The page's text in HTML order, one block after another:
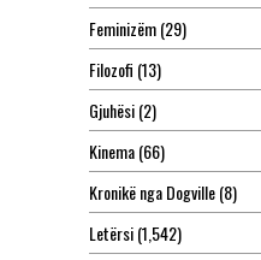
Feminizëm(29)
Filozofi (13)
Gjuhësi(2)
Kinema(66)
Kronikë nga Dogville(8)
Letërsi(1,542)